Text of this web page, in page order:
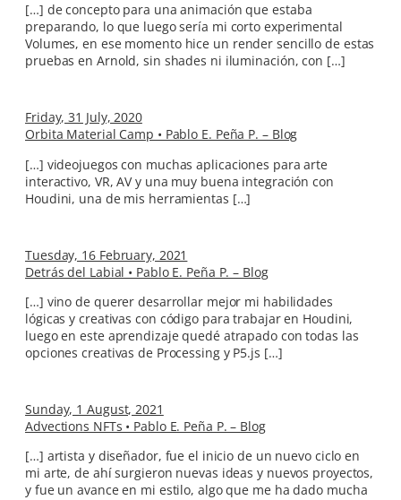
[…] de concepto para una animación que estaba
preparando, lo que luego sería mi corto experimental
Volumes, en ese momento hice un render sencillo de estas
pruebas en Arnold, sin shades ni iluminación, con […]
Friday, 31 July, 2020
Orbita Material Camp • Pablo E. Peña P. – Blog
[…] videojuegos con muchas aplicaciones para arte
interactivo, VR, AV y una muy buena integración con
Houdini, una de mis herramientas […]
Tuesday, 16 February, 2021
Detrás del Labial • Pablo E. Peña P. – Blog
[…] vino de querer desarrollar mejor mi habilidades
lógicas y creativas con código para trabajar en Houdini,
luego en este aprendizaje quedé atrapado con todas las
opciones creativas de Processing y P5.js […]
Sunday, 1 August, 2021
Advections NFTs • Pablo E. Peña P. – Blog
[…] artista y diseñador, fue el inicio de un nuevo ciclo en
mi arte, de ahí surgieron nuevas ideas y nuevos proyectos,
y fue un avance en mi estilo, algo que me ha dado mucha